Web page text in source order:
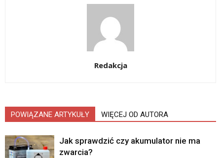
Redakcja
POWIĄZANE ARTYKUŁY WIĘCEJ OD AUTORA
Jak sprawdzić czy akumulator nie ma
zwarcia?